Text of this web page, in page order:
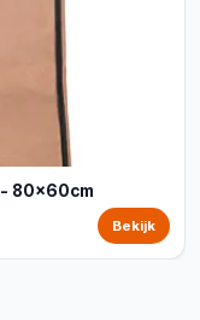
- 80x60cm
Bekijk